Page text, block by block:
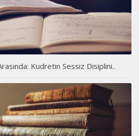
Kudretin Sessiz Disiplini..